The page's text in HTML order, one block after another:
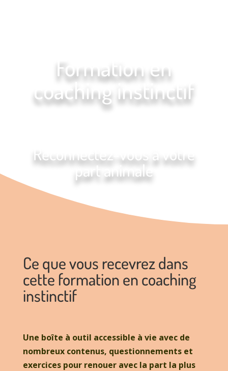
Formation en
coaching instinctif
Reconnectez-vous à votre
part animale
Ce que vous recevrez dans
cette formation en coaching
instinctif
Une boîte à outil accessible à vie avec de
nombreux contenus, questionnements et
exercices pour renouer avec la part la plus